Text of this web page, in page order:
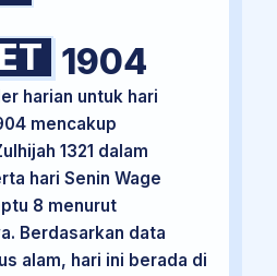
1904
harian untuk hari
mencakup
1321 dalam
hari Senin Wage
8 menurut
Berdasarkan data
alam, hari ini berada di